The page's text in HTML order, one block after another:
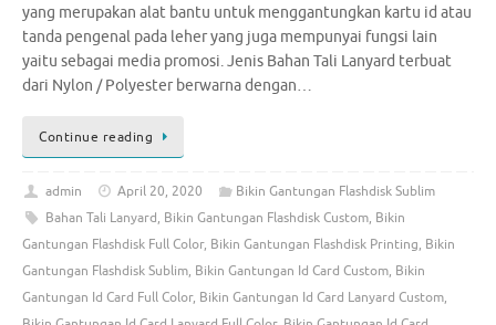
yang merupakan alat bantu untuk menggantungkan kartu id atau
tanda pengenal pada leher yang juga mempunyai fungsi lain
yaitu sebagai media promosi. Jenis Bahan Tali Lanyard terbuat
dari Nylon / Polyester berwarna dengan…
Continue reading
admin April 20, 2020
Bikin Gantungan Flashdisk Sublim
Bahan Tali Lanyard, Bikin Gantungan Flashdisk Custom, Bikin
Gantungan Flashdisk Full Color, Bikin Gantungan Flashdisk Printing, Bikin
Gantungan Flashdisk Sublim, Bikin Gantungan Id Card Custom, Bikin
Gantungan Id Card Full Color, Bikin Gantungan Id Card Lanyard Custom,